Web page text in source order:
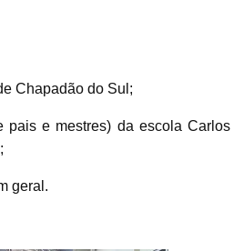
Chapadão do Sul;
pais e mestres) da escola Carlos
geral.